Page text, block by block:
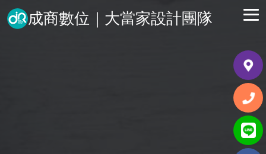
成商數位｜大當家設計團隊